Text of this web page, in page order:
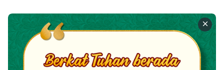
pengaturan Tuhan, Dia akan mendapatkan
sekelompok orang di bumi yang menyembah-Nya, dan
Dia juga akan membangun kerajaan di muka bumi yang
menyembah-Nya. Dia akan meraih kemenangan kekal